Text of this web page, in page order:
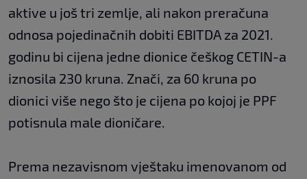
aktive u još tri zemlje, ali nakon preračuna
odnosa pojedinačnih dobiti EBITDA za 2021.
godinu bi cijena jedne dionice češkog CETIN-a
iznosila 230 kruna. Znači, za 60 kruna po
dionici više nego što je cijena po kojoj je PPF
potisnula male dioničare.
Prema nezavisnom vještaku imenovanom od